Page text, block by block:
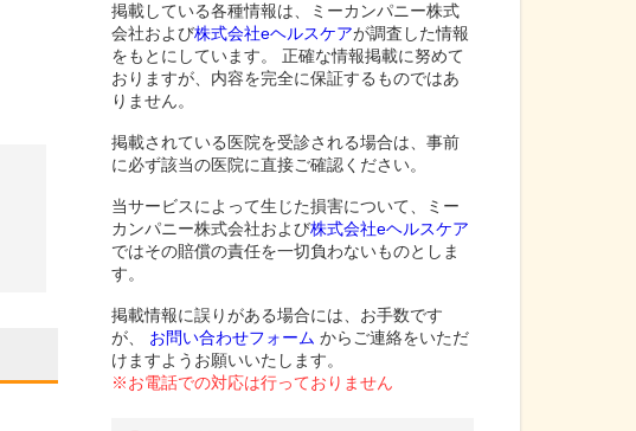
掲載している各種情報は、ミーカンパニー株式
会社および株式会社eヘルスケアが調査した情報
をもとにしています。 正確な情報掲載に努めて
おりますが、内容を完全に保証するものではあ
りません。
掲載されている医院を受診される場合は、事前
に必ず該当の医院に直接ご確認ください。
当サービスによって生じた損害について、ミー
カンパニー株式会社および株式会社eヘルスケア
ではその賠償の責任を一切負わないものとしま
す。
掲載情報に誤りがある場合には、お手数です
が、
お問い合わせフォーム からご連絡をいただ
けますようお願いいたします。
※お電話での対応は行っておりません